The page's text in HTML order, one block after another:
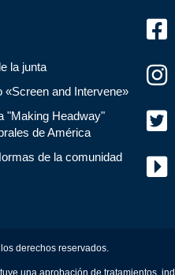
la junta
«Screen and Intervene»
"Making Headway"
de América
de la comunidad
derechos reservados.
una aprobación de tratamientos,